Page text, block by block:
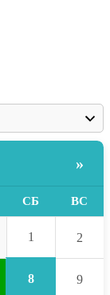
»
СБ ВС
1 2
8 9